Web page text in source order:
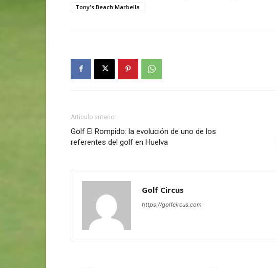
Tony's Beach Marbella
Artículo anterior
Golf El Rompido: la evolución de uno de los
referentes del golf en Huelva
Golf Circus
https://golfcircus.com